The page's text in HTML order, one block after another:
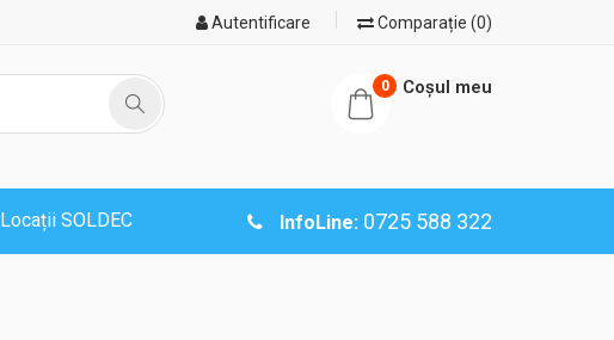
Autentificare Comparație (0)
0 Coşul meu
InfoLine: 0725 588 322
Locații SOLDEC